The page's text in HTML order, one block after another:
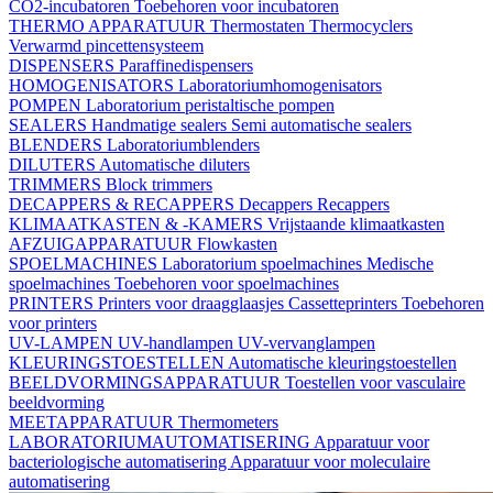
CO2-incubatoren Toebehoren voor incubatoren
THERMO APPARATUUR Thermostaten Thermocyclers
Verwarmd pincettensysteem
DISPENSERS Paraffinedispensers
HOMOGENISATORS Laboratoriumhomogenisators
POMPEN Laboratorium peristaltische pompen
SEALERS Handmatige sealers Semi automatische sealers
BLENDERS Laboratoriumblenders
DILUTERS Automatische diluters
TRIMMERS Block trimmers
DECAPPERS & RECAPPERS Decappers Recappers
KLIMAATKASTEN & -KAMERS Vrijstaande klimaatkasten
AFZUIGAPPARATUUR Flowkasten
SPOELMACHINES Laboratorium spoelmachines Medische
spoelmachines Toebehoren voor spoelmachines
PRINTERS Printers voor draagglaasjes Cassetteprinters Toebehoren
voor printers
UV-LAMPEN UV-handlampen UV-vervanglampen
KLEURINGSTOESTELLEN Automatische kleuringstoestellen
BEELDVORMINGSAPPARATUUR Toestellen voor vasculaire
beeldvorming
MEETAPPARATUUR Thermometers
LABORATORIUMAUTOMATISERING Apparatuur voor
bacteriologische automatisering Apparatuur voor moleculaire
automatisering